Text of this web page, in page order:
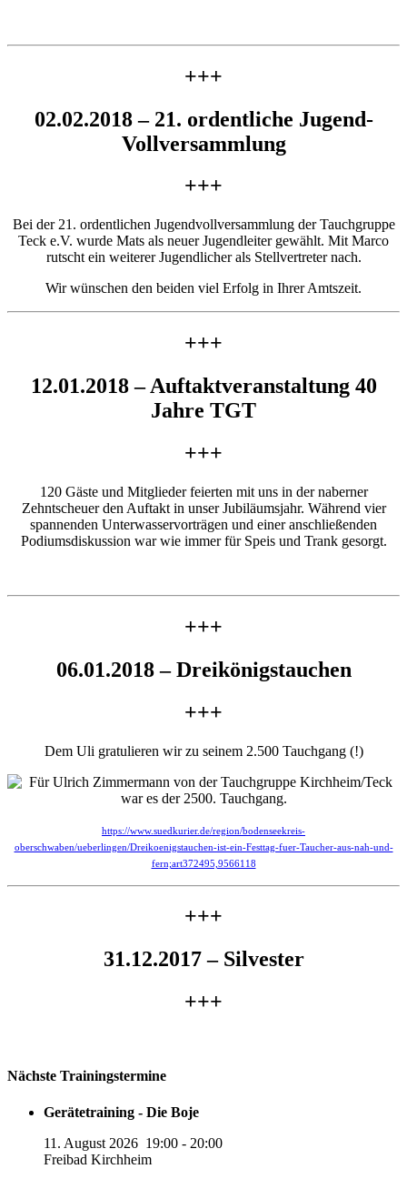
+++
02.02.2018 – 21. ordentliche Jugend-
Vollversammlung
+++
Bei der 21. ordentlichen Jugendvollversammlung der Tauchgruppe
Teck e.V. wurde Mats als neuer Jugendleiter gewählt. Mit Marco
rutscht ein weiterer Jugendlicher als Stellvertreter nach.
Wir wünschen den beiden viel Erfolg in Ihrer Amtszeit.
+++
12.01.2018 – Auftaktveranstaltung 40
Jahre TGT
+++
120 Gäste und Mitglieder feierten mit uns in der naberner
Zehntscheuer den Auftakt in unser Jubiläumsjahr. Während vier
spannenden Unterwasservorträgen und einer anschließenden
Podiumsdiskussion war wie immer für Speis und Trank gesorgt.
+++
06.01.2018 – Dreikönigstauchen
+++
Dem Uli gratulieren wir zu seinem 2.500 Tauchgang (!)
https://www.suedkurier.de/region/bodenseekreis-
oberschwaben/ueberlingen/Dreikoenigstauchen-ist-ein-Festtag-fuer-Taucher-aus-nah-und-
fern;art372495,9566118
+++
31.12.2017 – Silvester
+++
Nächste Trainingstermine
Gerätetraining - Die Boje
11. August 2026 19:00 - 20:00
Freibad Kirchheim